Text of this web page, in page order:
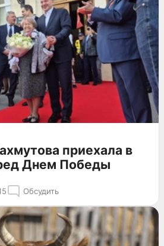
приехала в
Днем Победы
Обсудить